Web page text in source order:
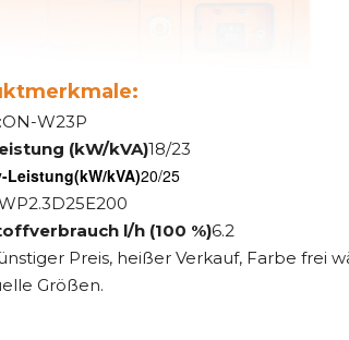
W23P
(kW/kVA)18/23
Leistung(kW/kVA)20/25
l/h (100 %)6.2
Preis, heißer Verkauf, Farbe frei
Größen.